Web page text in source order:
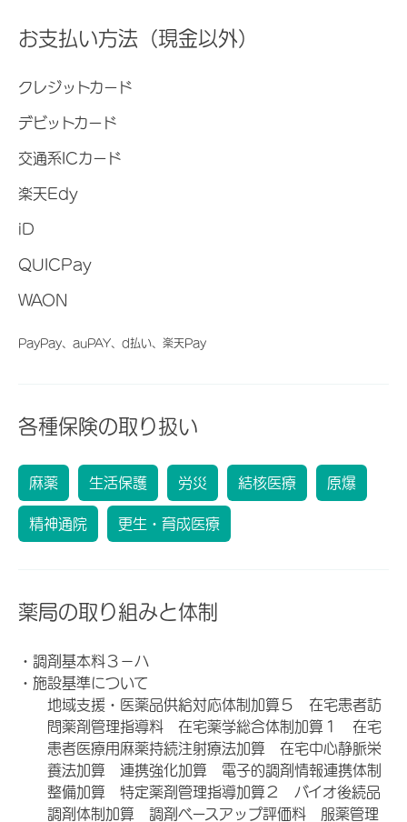
お支払い方法（現金以外）
クレジットカード
デビットカード
交通系ICカード
楽天Edy
iD
QUICPay
WAON
PayPay、auPAY、d払い、楽天Pay
各種保険の取り扱い
麻薬 生活保護 労災 結核医療 原爆
精神通院 更生・育成医療
薬局の取り組みと体制
・調剤基本料３－ハ
・施設基準について
地域支援・医薬品供給対応体制加算５ 在宅患者訪
問薬剤管理指導料 在宅薬学総合体制加算１ 在宅
患者医療用麻薬持続注射療法加算 在宅中心静脈栄
養法加算 連携強化加算 電子的調剤情報連携体制
整備加算 特定薬剤管理指導加算２ バイオ後続品
調剤体制加算 調剤ベースアップ評価料 服薬管理